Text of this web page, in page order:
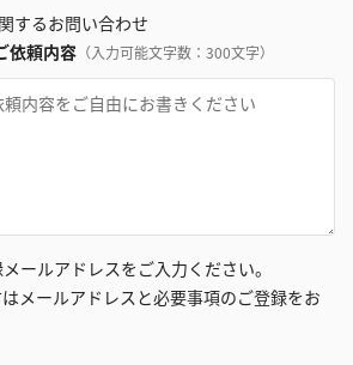
するお問い合わせ
依頼内容 （入力可能文字数：300文字）
ールアドレスをご入力ください。
メールアドレスと必要事項のご登録をお